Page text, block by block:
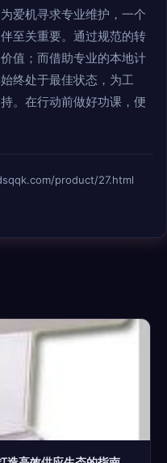
爱机寻求专业维护，一个
至关重要。通过规范的转
值；而借助专业的本地计
终处于最佳状态，为工
。在行动前做好功课，便
product/27.html